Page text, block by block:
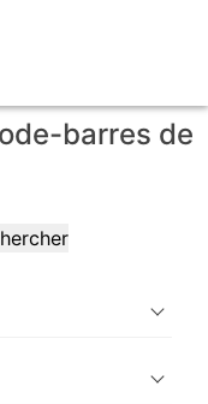
barres de